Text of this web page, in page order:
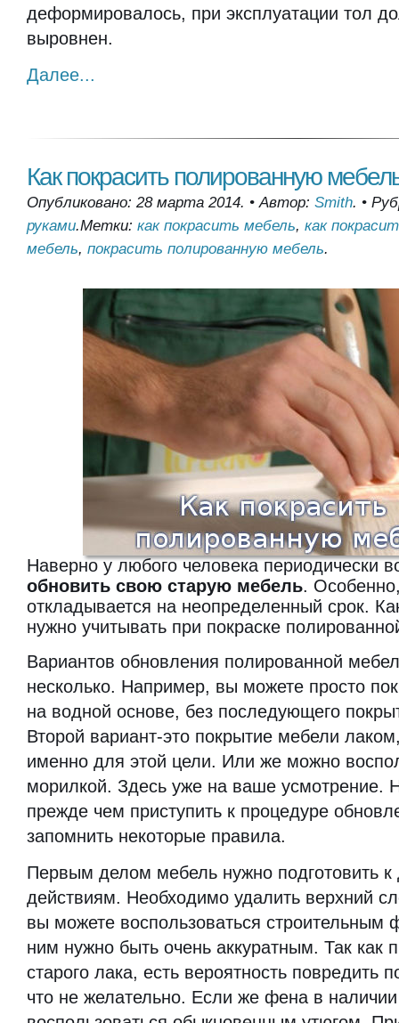
деформировалось, при эксплуатации тол
выровнен.
Далее...
Как покрасить полированную
Опубликовано: 28 марта 2014. •Автор: Smith. •
руками.Метки: как покрасить мебель, как
мебель, покрасить полированную мебель.
Наверно у любого человека периодически
обновить свою старую мебель.
откладывается на неопределенный срок.
нужно учитывать при покраске
Вариантов обновления полированной
несколько. Например, вы можете просто
на водной основе, без последующего
Второй вариант-это покрытие мебели
именно для этой цели. Или же можно
морилкой. Здесь уже на ваше усмотрение.
прежде чем приступить к процедуре
запомнить некоторые правила.
Первым делом мебель нужно подготовить
действиям. Необходимо удалить верхний
вы можете воспользоваться строительным
ним нужно быть очень аккуратным. Так как
старого лака, есть вероятность повредить
что не желательно. Если же фена в